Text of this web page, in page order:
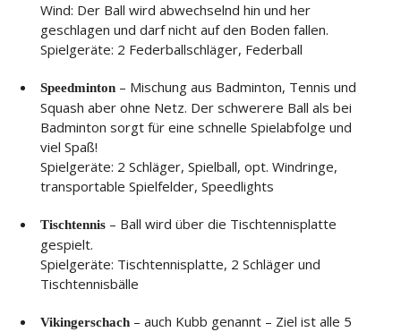
Wind: Der Ball wird abwechselnd hin und her
geschlagen und darf nicht auf den Boden fallen.
Spielgeräte: 2 Federballschläger, Federball
Speedminton – Mischung aus Badminton, Tennis und
Squash aber ohne Netz. Der schwerere Ball als bei
Badminton sorgt für eine schnelle Spielabfolge und
viel Spaß!
Spielgeräte: 2 Schläger, Spielball, opt. Windringe,
transportable Spielfelder, Speedlights
Tischtennis – Ball wird über die Tischtennisplatte
gespielt.
Spielgeräte: Tischtennisplatte, 2 Schläger und
Tischtennisbälle
Vikingerschach – auch Kubb genannt – Ziel ist alle 5